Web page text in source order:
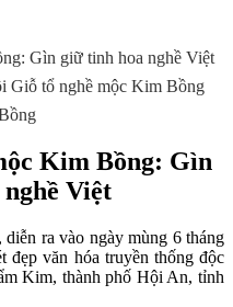
Gìn giữ tinh hoa nghề Việt
Giỗ tổ nghề mộc Kim Bồng
Kim Bồng: Gìn
Việt
ra vào ngày mùng 6 tháng
đẹp văn hóa truyền thống độc
Kim, thành phố Hội An, tỉnh